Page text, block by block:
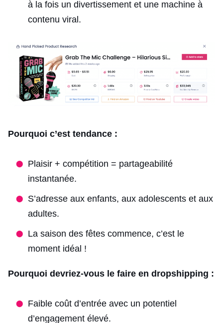
à la fois un divertissement et une machine à
contenu viral.
Pourquoi c’est tendance :
Plaisir + compétition = partageabilité
instantanée.
S’adresse aux enfants, aux adolescents et aux
adultes.
La saison des fêtes commence, c’est le
moment idéal !
Pourquoi devriez-vous le faire en dropshipping :
Faible coût d’entrée avec un potentiel
d’engagement élevé.